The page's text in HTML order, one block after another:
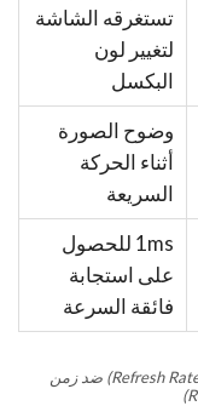
تستغرقه الشاشة
لتغيير لون
البكسل
وضوح الصورة
أثناء الحركة
السريعة
1ms للحصول
على استجابة
فائقة السرعة
جدول يوضح الفرق بين معدل تحديث الشاشة (Refresh Rate) ضد زمن